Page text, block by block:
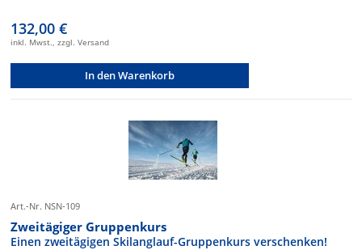
132,00 €
inkl. Mwst., zzgl. Versand
In den Warenkorb
Art.-Nr. NSN-109
Zweitägiger Gruppenkurs
Einen zweitägigen Skilanglauf-Gruppenkurs verschenken!